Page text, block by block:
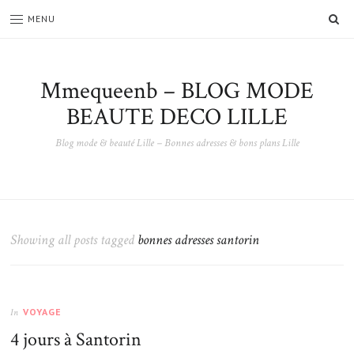
MENU
Mmequeenb – BLOG MODE
BEAUTE DECO LILLE
Blog mode & beauté Lille – Bonnes adresses & bons plans Lille
Showing all posts tagged bonnes adresses santorin
In VOYAGE
4 jours à Santorin